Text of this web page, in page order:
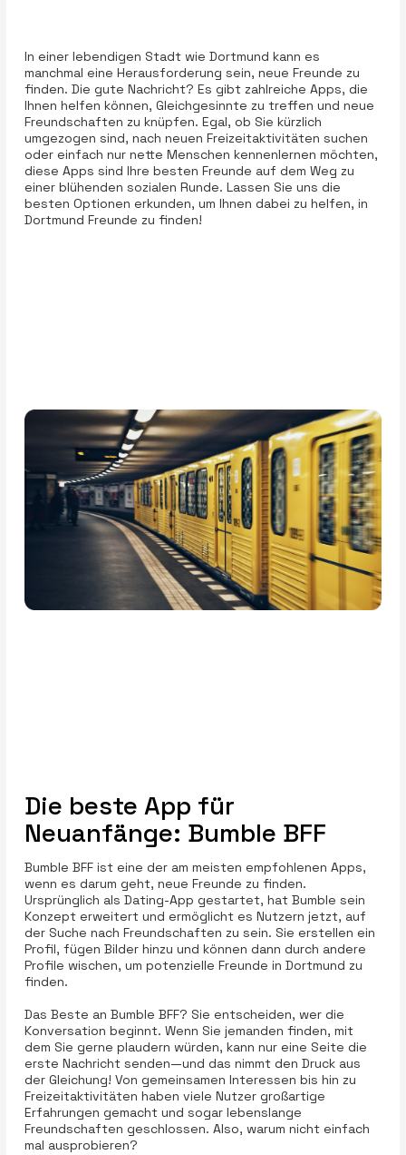
In einer lebendigen Stadt wie Dortmund kann es
manchmal eine Herausforderung sein, neue Freunde zu
finden. Die gute Nachricht? Es gibt zahlreiche Apps, die
Ihnen helfen können, Gleichgesinnte zu treffen und neue
Freundschaften zu knüpfen. Egal, ob Sie kürzlich
umgezogen sind, nach neuen Freizeitaktivitäten suchen
oder einfach nur nette Menschen kennenlernen möchten,
diese Apps sind Ihre besten Freunde auf dem Weg zu
einer blühenden sozialen Runde. Lassen Sie uns die
besten Optionen erkunden, um Ihnen dabei zu helfen, in
Dortmund Freunde zu finden!
Die beste App für
Neuanfänge: Bumble BFF
Bumble BFF ist eine der am meisten empfohlenen Apps,
wenn es darum geht, neue Freunde zu finden.
Ursprünglich als Dating-App gestartet, hat Bumble sein
Konzept erweitert und ermöglicht es Nutzern jetzt, auf
der Suche nach Freundschaften zu sein. Sie erstellen ein
Profil, fügen Bilder hinzu und können dann durch andere
Profile wischen, um potenzielle Freunde in Dortmund zu
finden.
Das Beste an Bumble BFF? Sie entscheiden, wer die
Konversation beginnt. Wenn Sie jemanden finden, mit
dem Sie gerne plaudern würden, kann nur eine Seite die
erste Nachricht senden—und das nimmt den Druck aus
der Gleichung! Von gemeinsamen Interessen bis hin zu
Freizeitaktivitäten haben viele Nutzer großartige
Erfahrungen gemacht und sogar lebenslange
Freundschaften geschlossen. Also, warum nicht einfach
mal ausprobieren?